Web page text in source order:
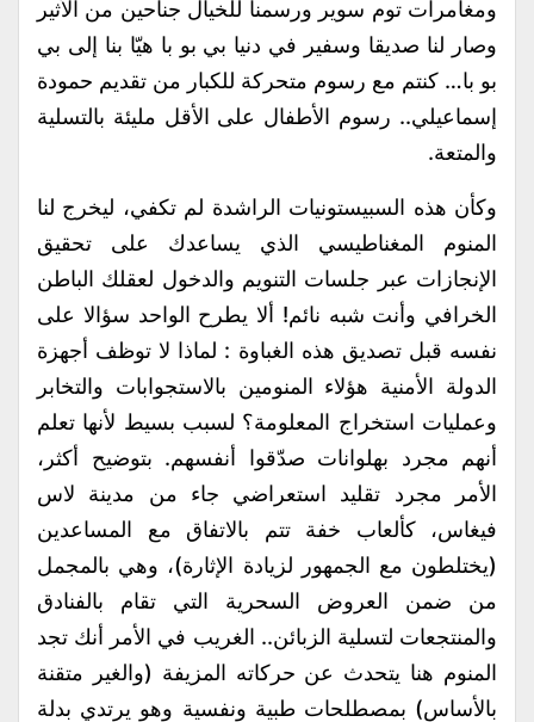
ومغامرات توم سوير ورسمنا للخيال جناحين من الأثير
وصار لنا صديقا وسفير في دنيا بي بو با هيّا بنا إلى بي
بو با… كنتم مع رسوم متحركة للكبار من تقديم حمودة
إسماعيلي.. رسوم الأطفال على الأقل مليئة بالتسلية
والمتعة.
وكأن هذه السبيستونيات الراشدة لم تكفي، ليخرج لنا
المنوم المغناطيسي الذي يساعدك على تحقيق
الإنجازات عبر جلسات التنويم والدخول لعقلك الباطن
الخرافي وأنت شبه نائم! ألا يطرح الواحد سؤالا على
نفسه قبل تصديق هذه الغباوة : لماذا لا توظف أجهزة
الدولة الأمنية هؤلاء المنومين بالاستجوابات والتخابر
وعمليات استخراج المعلومة؟ لسبب بسيط لأنها تعلم
أنهم مجرد بهلوانات صدّقوا أنفسهم. بتوضيح أكثر،
الأمر مجرد تقليد استعراضي جاء من مدينة لاس
فيغاس، كألعاب خفة تتم بالاتفاق مع المساعدين
(يختلطون مع الجمهور لزيادة الإثارة)، وهي بالمجمل
من ضمن العروض السحرية التي تقام بالفنادق
والمنتجعات لتسلية الزبائن.. الغريب في الأمر أنك تجد
المنوم هنا يتحدث عن حركاته المزيفة (والغير متقنة
بالأساس) بمصطلحات طبية ونفسية وهو يرتدي بدلة